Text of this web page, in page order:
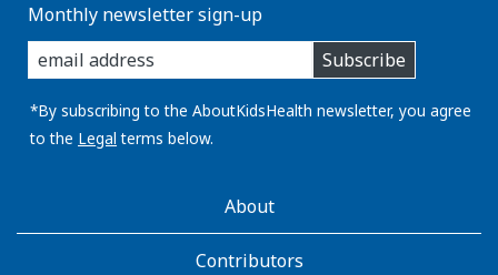
Monthly newsletter sign-up
enter
you
email
address:
Subscribe
*By subscribing to the AboutKidsHealth newsletter, you agree
to the Legal terms below.
AboutKidsHealthAbout
Contributors